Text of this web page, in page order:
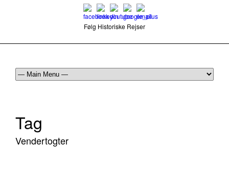
Følg Historiske Rejser
Tag
Vendertogter